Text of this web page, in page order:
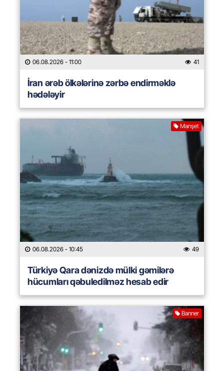
06.08.2026 - 11:00 41
İran ərəb ölkələrinə zərbə endirməklə
hədələyir
Manşet
06.08.2026 - 10:45 49
Türkiyə Qara dənizdə mülki gəmilərə
hücumları qəbuledilməz hesab edir
Banner